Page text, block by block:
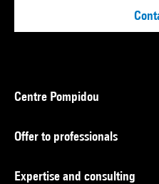
Centre Pompidou
Offer to professionals
Expertise and consulting